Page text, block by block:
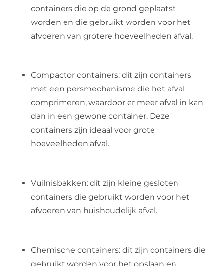
containers die op de grond geplaatst
worden en die gebruikt worden voor het
afvoeren van grotere hoeveelheden afval.
Compactor containers: dit zijn containers
met een persmechanisme die het afval
comprimeren, waardoor er meer afval in kan
dan in een gewone container. Deze
containers zijn ideaal voor grote
hoeveelheden afval.
Vuilnisbakken: dit zijn kleine gesloten
containers die gebruikt worden voor het
afvoeren van huishoudelijk afval.
Chemische containers: dit zijn containers die
gebruikt worden voor het opslaan en